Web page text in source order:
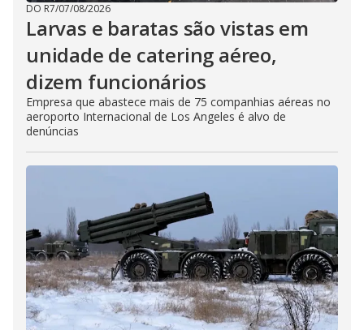
DO R7/07/08/2026
Larvas e baratas são vistas em
unidade de catering aéreo,
dizem funcionários
Empresa que abastece mais de 75 companhias aéreas no
aeroporto Internacional de Los Angeles é alvo de
denúncias